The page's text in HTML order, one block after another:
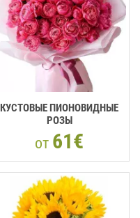
КУСТОВЫЕ ПИОНОВИДНЫЕ
РОЗЫ
от 61€